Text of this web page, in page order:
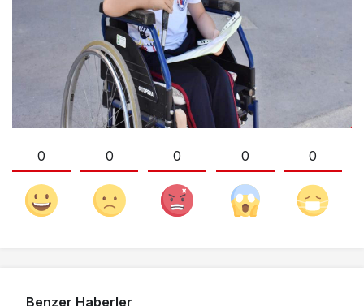
0 0 0 0 0
Benzer Haberler